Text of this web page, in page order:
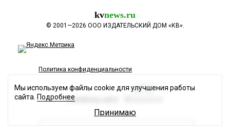
kvnews.ru
© 2001—2026 ООО ИЗДАТЕЛЬСКИЙ ДОМ «КВ».
Политика конфиденциальности
Разработка сайта
Мы используем файлы cookie для улучшения работы
сайта. Подробнее
Принимаю